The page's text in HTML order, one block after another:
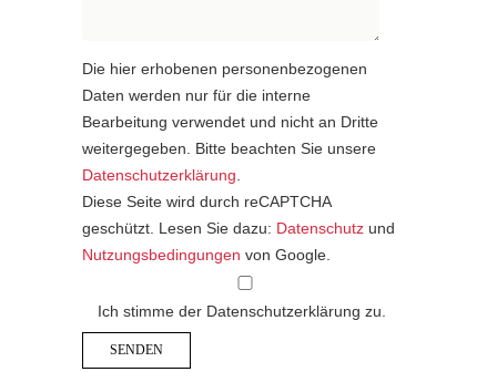
Die hier erhobenen personenbezogenen
Daten werden nur für die interne
Bearbeitung verwendet und nicht an Dritte
weitergegeben. Bitte beachten Sie unsere
Datenschutzerklärung.
Diese Seite wird durch reCAPTCHA
geschützt. Lesen Sie dazu: Datenschutz und
Nutzungsbedingungen von Google.
Ich stimme der Datenschutzerklärung zu.